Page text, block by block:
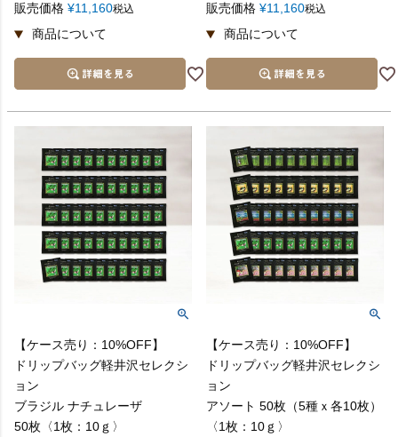
販売価格 ¥11,160税込 販売価格 ¥11,160税込
【ケース売り：10%OFF】
ドリップバッグ軽井沢セレクシ
ョン
ブラジル ナチュレーザ
50枚〈1枚：10ｇ〉
【ケース売り：10%OFF】
ドリップバッグ軽井沢セレクシ
ョン
アソート 50枚（5種ｘ各10枚）
〈1枚：10ｇ〉